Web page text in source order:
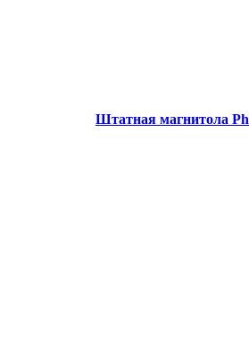
Штатная магнитола